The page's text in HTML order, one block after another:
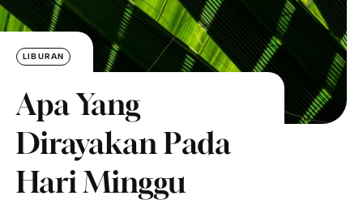
LIBURAN
Apa Yang
Dirayakan Pada
Hari Minggu